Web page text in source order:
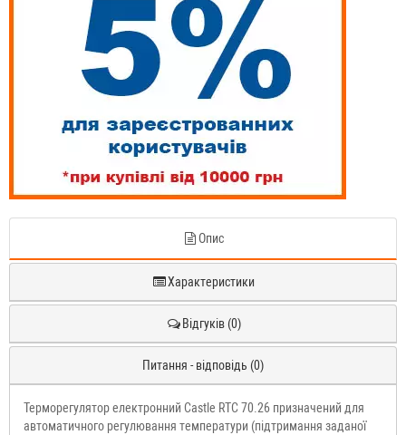
Опис
Характеристики
Відгуків (0)
Питання - відповідь (0)
Терморегулятор електронний Castle RTC 70.26 призначений для
автоматичного регулювання температури (підтримання заданої